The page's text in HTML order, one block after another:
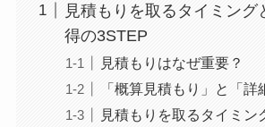
見積もりを取るタイミング
得の3STEP
見積もりはなぜ重要？
「概算見積もり」と「詳
見積もりを取るタイミン